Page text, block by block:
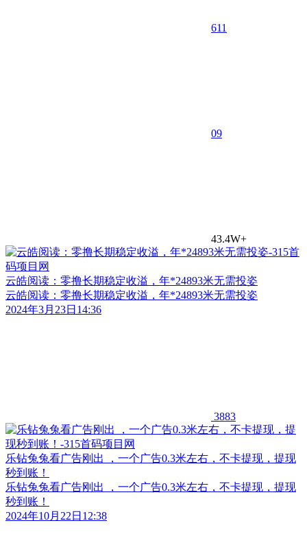
611
09
43.4W+
云皓阅读：零撸长期稳定收溢，年*24893米无需投姿
云皓阅读：零撸长期稳定收溢，年*24893米无需投姿
2024年3月23日14:36
3883
乐钻兔兔看广告刚出 ，一个广告0.3米左右，不卡提现，提现
秒到账！
乐钻兔兔看广告刚出 ，一个广告0.3米左右，不卡提现，提现
秒到账！
2024年10月22日12:38